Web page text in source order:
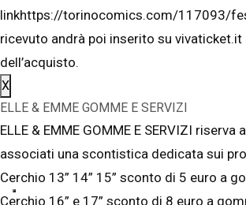
linkhttps://torinocomics.com/117093/
ricevuto andrà poi inserito su
dell’acquisto.
X
ELLE & EMME GOMME E SERVIZI
ELLE & EMME GOMME E SERVIZI
associati una scontistica dedicata sui
Cerchio 13” 14” 15” sconto di 5 euro a
Cerchio 16” e 17” sconto di 8 euro a